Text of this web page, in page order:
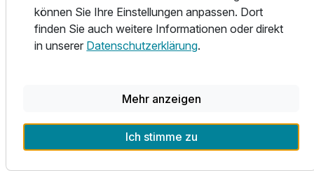
Lösungen für mehrere Gäste. Auch preisbewusste Zimmer
für kurze Aufenthalte stehen zur Verfügung. So finden
Paare, Familien und Wanderreisende eine passende
mit einem Frühstücksbuffet, das eine gute Grundlage für
Wanderungen, Ausflüge und entspannte Stunden an der
können Sie Ihre Einstellungen anpassen. Dort
finden Sie auch weitere Informationen oder direkt
in unserer Datenschutzerklärung.
Mehr anzeigen
Ich stimme zu